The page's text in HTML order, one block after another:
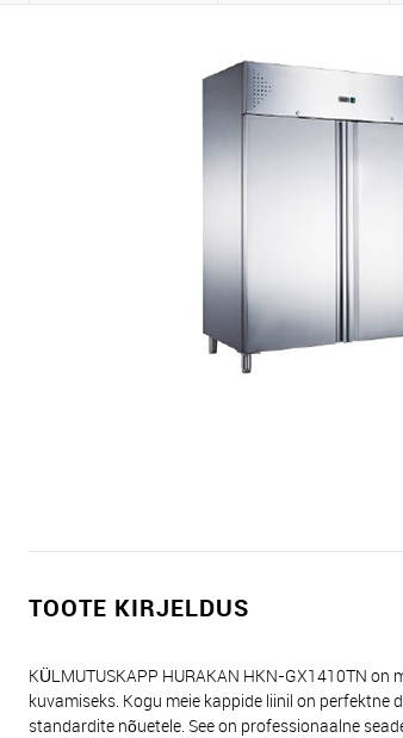
TOOTE KIRJELDUS
KÜLMUTUSKAPP HURAKAN HKN-GX1410TN
kuvamiseks. Kogu meie kappide liinil on
standardite nõuetele. See on professionaalne